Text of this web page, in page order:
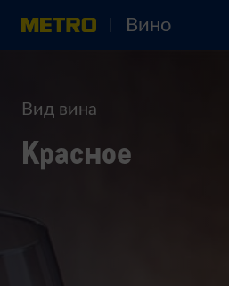
Вино
Вид вина
Красное